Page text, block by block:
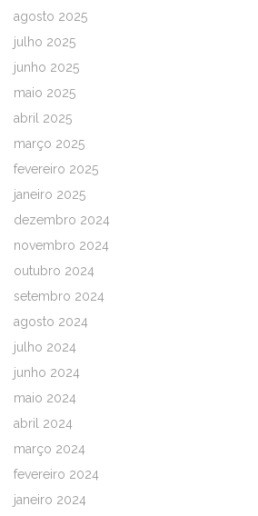
agosto 2025
julho 2025
junho 2025
maio 2025
abril 2025
março 2025
fevereiro 2025
janeiro 2025
dezembro 2024
novembro 2024
outubro 2024
setembro 2024
agosto 2024
julho 2024
junho 2024
maio 2024
abril 2024
março 2024
fevereiro 2024
janeiro 2024